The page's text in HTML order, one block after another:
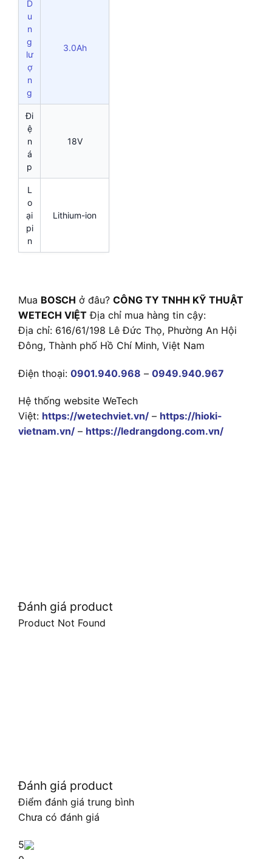
D
u
n
g
lư
ợ
n
g
3.0Ah
Đi
ệ
n
á
p
18V
L
o
ại
pi
n
Lithium-ion
Mua BOSCH ở đâu? CÔNG TY TNHH KỸ THUẬT
WETECH VIỆT Địa chỉ mua hàng tin cậy:
Địa chỉ: 616/61/198 Lê Đức Thọ, Phường An Hội
Đông, Thành phố Hồ Chí Minh, Việt Nam
Điện thoại: 0901.940.968 – 0949.940.967
Hệ thống website WeTech
Việt: https://wetechviet.vn/ – https://hioki-
vietnam.vn/ – https://ledrangdong.com.vn/
Đánh giá product
Product Not Found
Đánh giá product
Điểm đánh giá trung bình
Chưa có đánh giá
5